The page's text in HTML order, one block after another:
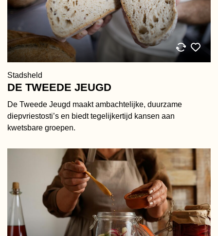
Stadsheld
DE TWEEDE JEUGD
De Tweede Jeugd maakt ambachtelijke, duurzame
diepvriestosti’s en biedt tegelijkertijd kansen aan
kwetsbare groepen.